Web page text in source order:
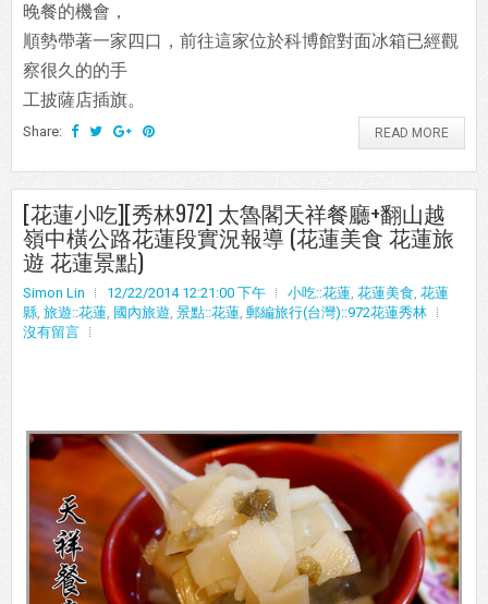
晚餐的機會，
順勢帶著一家四口，前往這家位於科博館對面冰箱已經觀
察很久的的手
工披薩店插旗。
Share: READ MORE
[花蓮小吃][秀林972] 太魯閣天祥餐廳+翻山越
嶺中橫公路花蓮段實況報導 (花蓮美食 花蓮旅
遊 花蓮景點)
Simon Lin 12/22/2014 12:21:00 下午 小吃::花蓮 花蓮美食 花蓮
縣 旅遊::花蓮 國內旅遊 景點::花蓮 郵編旅行(台灣)::972花蓮秀林
沒有留言